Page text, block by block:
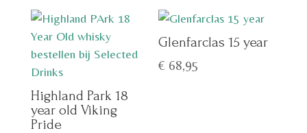
Highland Park 18
year old Viking
Pride
Glenfarclas 15 year
€ 68,95